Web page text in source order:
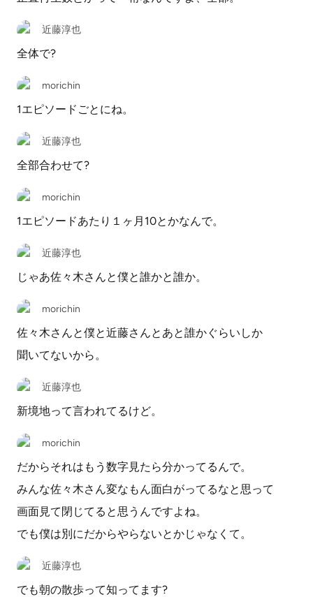
近藤淳也
全体で?
morichin
1エピソードごとにね。
近藤淳也
全部合わせて?
morichin
1エピソードあたり１ヶ月10とかなんで。
近藤淳也
じゃあ佐々木さんと僕と誰かと誰か。
morichin
佐々木さんと僕と近藤さんとあと誰かぐらいしか
聞いてないから。
近藤淳也
新境地って言われてるけど。
morichin
だからそれはもう数字見たら分かってるんで。
みんな佐々木さん変なもん面白がってるなと思って
画面見て閉じてると思うんですよね。
でも僕は別にだからやらないとかじゃなくて。
近藤淳也
でも朝の散歩って知ってます?